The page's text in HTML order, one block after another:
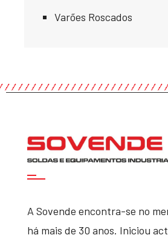
Varões Roscados
A Sovende encontra-se no
há mais de 30 anos. Iniciou